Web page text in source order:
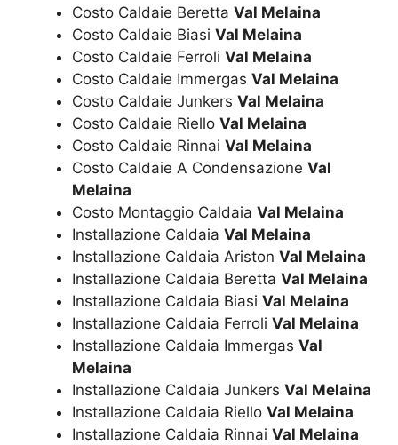
Costo Caldaie Beretta Val Melaina
Costo Caldaie Biasi Val Melaina
Costo Caldaie Ferroli Val Melaina
Costo Caldaie Immergas Val Melaina
Costo Caldaie Junkers Val Melaina
Costo Caldaie Riello Val Melaina
Costo Caldaie Rinnai Val Melaina
Costo Caldaie A Condensazione Val
Melaina
Costo Montaggio Caldaia Val Melaina
Installazione Caldaia Val Melaina
Installazione Caldaia Ariston Val Melaina
Installazione Caldaia Beretta Val Melaina
Installazione Caldaia Biasi Val Melaina
Installazione Caldaia Ferroli Val Melaina
Installazione Caldaia Immergas Val
Melaina
Installazione Caldaia Junkers Val Melaina
Installazione Caldaia Riello Val Melaina
Installazione Caldaia Rinnai Val Melaina